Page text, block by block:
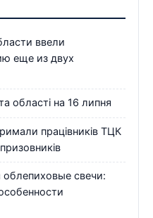
ввели
еще из двух
області на 16 липня
працівників ТЦК
свечи: